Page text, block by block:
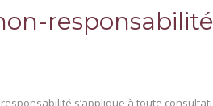
responsabilité
s’applique à toute